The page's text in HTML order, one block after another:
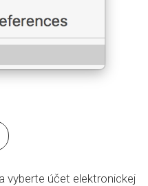
vyberte účet elektronickej